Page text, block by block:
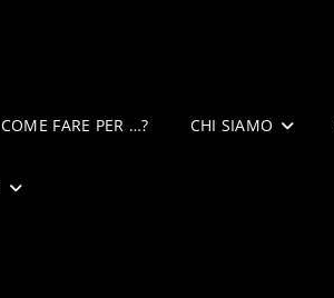
COME FARE PER …? CHI SIAMO